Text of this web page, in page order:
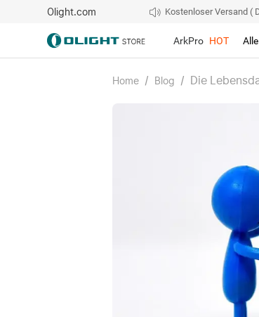
Olight.com Kostenloser Versand (
ArkPro HOT
Home / Blog / Die